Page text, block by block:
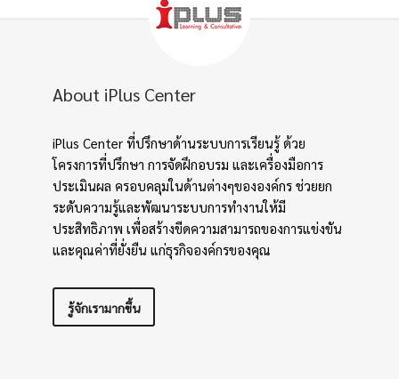
About iPlus Center
iPlus Center ที่ปรึกษาด้านระบบการเรียนรู้ ด้วย
โครงการที่ปรึกษา การจัดฝึกอบรม และเครื่องมือการ
ประเมินผล ครอบคลุมในด้านต่างๆขององค์กร ช่วยยก
ระดับความรู้และพัฒนาระบบการทำงานให้มี
ประสิทธิภาพ เพื่อสร้างขีดความสามารถของการแข่งขัน
และคุณค่าที่ยั่งยืน แก่ธุรกิจองค์กรของคุณ
รู้จักเรามากขึ้น